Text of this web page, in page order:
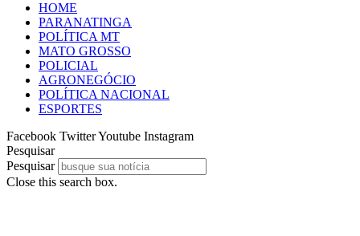
HOME
PARANATINGA
POLÍTICA MT
MATO GROSSO
POLICIAL
AGRONEGÓCIO
POLÍTICA NACIONAL
ESPORTES
Facebook TwitterYoutube Instagram
Pesquisar
Pesquisar
Close this search box.